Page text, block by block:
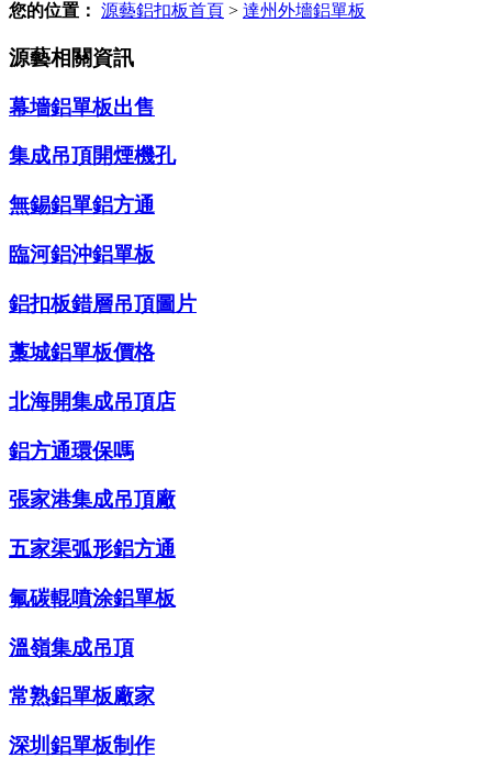
您的位置： 源藝鋁扣板首頁 > 達州外墻鋁單板
源藝相關資訊
幕墻鋁單板出售
集成吊頂開煙機孔
無錫鋁單鋁方通
臨河鋁沖鋁單板
鋁扣板錯層吊頂圖片
藁城鋁單板價格
北海開集成吊頂店
鋁方通環保嗎
張家港集成吊頂廠
五家渠弧形鋁方通
氟碳輥噴涂鋁單板
溫嶺集成吊頂
常熟鋁單板廠家
深圳鋁單板制作